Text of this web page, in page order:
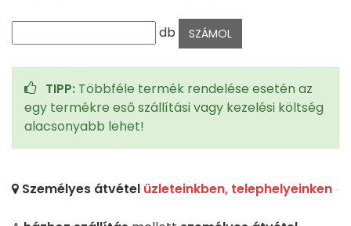
db
TIPP: Többféle termék rendelése esetén az
egy termékre eső szállítási vagy kezelési költség
alacsonyabb lehet!
Személyes átvétel üzleteinkben, telephelyeinken